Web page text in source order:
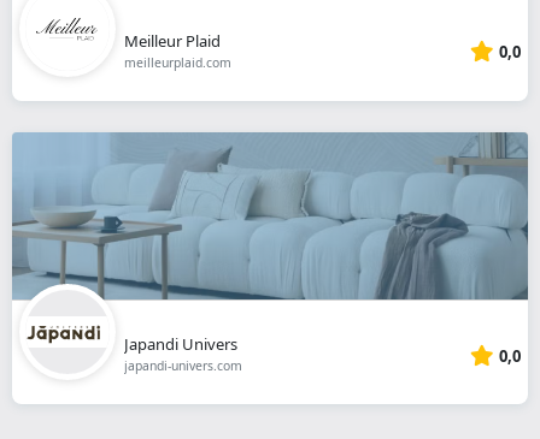
Meilleur Plaid
meilleurplaid.com 0,0
Japandi Univers
japandi-univers.com 0,0